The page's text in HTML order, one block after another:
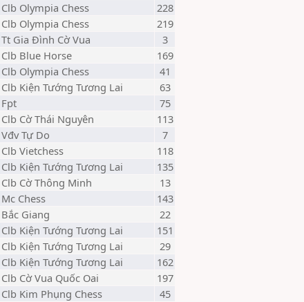
Clb Olympia Chess
228
Clb Olympia Chess
219
Tt Gia Đình Cờ Vua
3
Clb Blue Horse
169
Clb Olympia Chess
41
Clb Kiện Tướng Tương Lai
63
Fpt
75
Clb Cờ Thái Nguyên
113
Vđv Tự Do
7
Clb Vietchess
118
Clb Kiện Tướng Tương Lai
135
Clb Cờ Thông Minh
13
Mc Chess
143
Bắc Giang
22
Clb Kiện Tướng Tương Lai
151
Clb Kiện Tướng Tương Lai
29
Clb Kiện Tướng Tương Lai
162
Clb Cờ Vua Quốc Oai
197
Clb Kim Phụng Chess
45